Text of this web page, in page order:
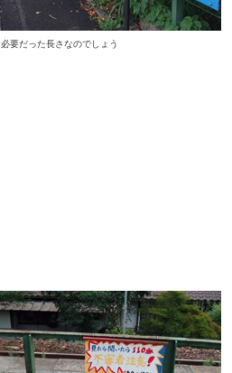
要だった長さなのでしょう